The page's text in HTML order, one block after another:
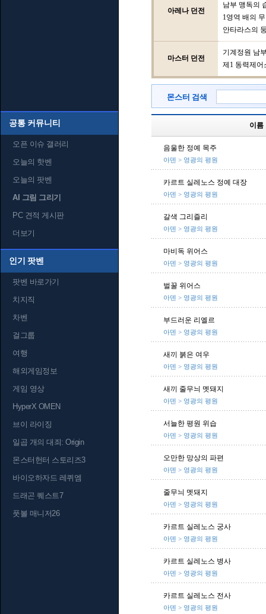
공통 커뮤니티
오픈 이슈 갤러리
오늘의 핫벤
오늘의 팟벤
AI 그림 그리기
PC 견적 게시판
더보기
인기 팟벤
팟벤 바로가기
치지직
차벤
걸그룹
여행
해외게임정보
게임 영상
HyperX OMEN
브이 라이징
일곱 개의 대죄: Origin
몬스터헌터 스토리즈3
바이오하자드 레퀴엠
드래곤 퀘스트7
풋볼 매니저26
아레나 던전
남부 맹독의
1영역 배의
안타라스의
마스터 던전
기계정원 남
제1 동력제어
몬스터 검색
이름
음울한 정예 목주
아덴 > 영광의 평원
카르트 실레노스 정예 대장
아덴 > 영광의 평원
갈색 그리즐리
아덴 > 영광의 평원
마비독 위어스
아덴 > 영광의 평원
벌꿀 위어스
아덴 > 영광의 평원
부드러운 리엘르
아덴 > 영광의 평원
새끼 붉은 여우
아덴 > 영광의 평원
새끼 줄무늬 멧돼지
아덴 > 영광의 평원
서늘한 평원 위습
아덴 > 영광의 평원
오만한 망상의 파편
아덴 > 영광의 평원
줄무늬 멧돼지
아덴 > 영광의 평원
카르트 실레노스 궁사
아덴 > 영광의 평원
카르트 실레노스 병사
아덴 > 영광의 평원
카르트 실레노스 전사
아덴 > 영광의 평원